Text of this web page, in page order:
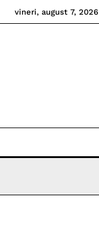
vineri, august 7, 2026